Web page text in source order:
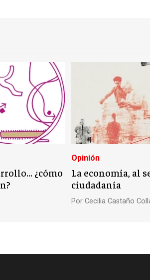
¿cómo
Opinión
La economía, al
ciudadanía
Por Cecilia Castaño